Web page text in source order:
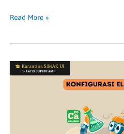
Read More »
Konfigurasi
Elektron: